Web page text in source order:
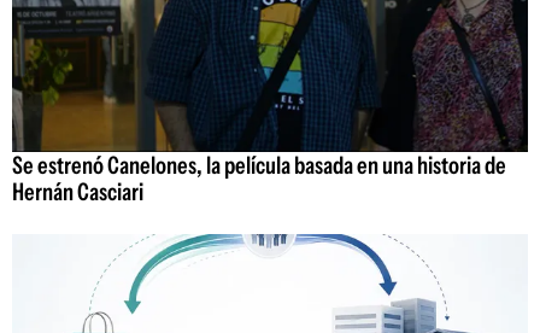
Se estrenó Canelones, la película basada en una historia de
Hernán Casciari